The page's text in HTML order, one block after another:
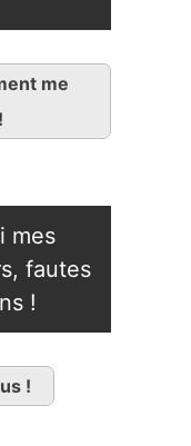
me
mes
fautes
!
!